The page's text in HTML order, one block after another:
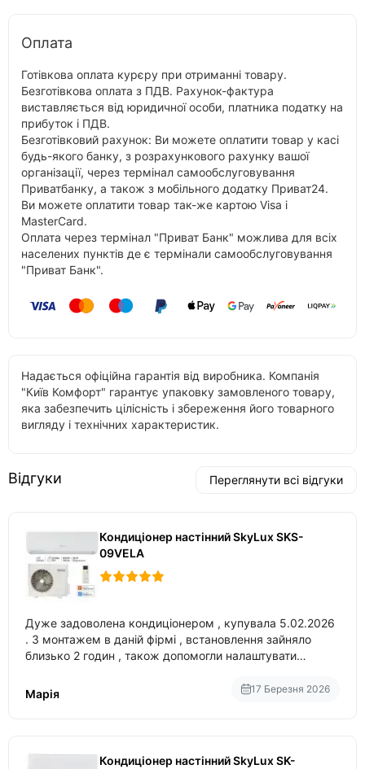
Оплата
Готівкова оплата курєру при отриманні товару.
Безготівкова оплата з ПДВ. Рахунок-фактура
виставляється від юридичної особи, платника податку на
прибуток і ПДВ.
Безготівковий рахунок: Ви можете оплатити товар у касі
будь-якого банку, з розрахункового рахунку вашої
організації, через термінал самообслуговування
Приватбанку, а також з мобільного додатку Приват24.
Ви можете оплатити товар так-же картою Visa і
MasterCard.
Оплата через термінал "Приват Банк" можлива для всіх
населених пунктів де є термінали самообслуговування
"Приват Банк".
Надається офіційна гарантія від виробника. Компанія
"Київ Комфорт" гарантує упаковку замовленого товару,
яка забезпечить цілісність і збереження його товарного
вигляду і технічних характеристик.
Відгуки Переглянути всі відгуки
Кондиціонер настінний SkyLux SKS-
09VELA
Дуже задоволена кондиціонером , купувала 5.02.2026
. З монтажем в даній фірмі , встановлення зайняло
близько 2 годин , також допомогли налаштувати
Марія
17 Березня 2026
Кондиціонер настінний SkyLux SK-